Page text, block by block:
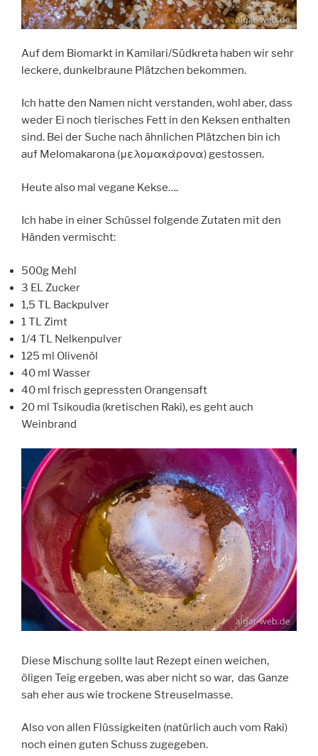
Auf dem Biomarkt in Kamilari/Südkreta haben wir sehr
leckere, dunkelbraune Plätzchen bekommen.
Ich hatte den Namen nicht verstanden, wohl aber, dass
weder Ei noch tierisches Fett in den Keksen enthalten
sind. Bei der Suche nach ähnlichen Plätzchen bin ich
auf Melomakarona (μελομακάρονα) gestossen.
Heute also mal vegane Kekse….
Ich habe in einer Schüssel folgende Zutaten mit den
Händen vermischt:
500g Mehl
3 EL Zucker
1,5 TL Backpulver
1 TL Zimt
1/4 TL Nelkenpulver
125 ml Olivenöl
40 ml Wasser
40 ml frisch gepressten Orangensaft
20 ml Tsikoudia (kretischen Raki), es geht auch
Weinbrand
Diese Mischung sollte laut Rezept einen weichen,
öligen Teig ergeben, was aber nicht so war, das Ganze
sah eher aus wie trockene Streuselmasse.
Also von allen Flüssigkeiten (natürlich auch vom Raki)
noch einen guten Schuss zugegeben.